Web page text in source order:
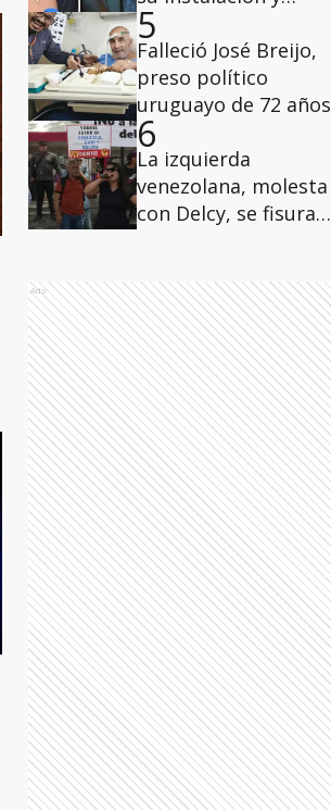
deliberaciones
5
Falleció José Breijo,
preso político
uruguayo de 72 años
que tenía casa por
cárcel
6
La izquierda
venezolana, molesta
con Delcy, se fisura
Ads